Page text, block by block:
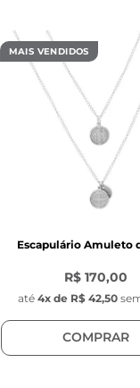
- Modelo: Pedra
- Corrente
- Fecho lagosta
- Ponteiras
nas pedras
**Atenção: por
diâmetro,
- Espessura: 4
- Material: Pedra
- Modelo: Pedra
- Posição: Fixo,
MAIS VENDIDOS
Escapulário Amuleto
R$ 170,00
até 4x de R$ 42,50
COMPRAR